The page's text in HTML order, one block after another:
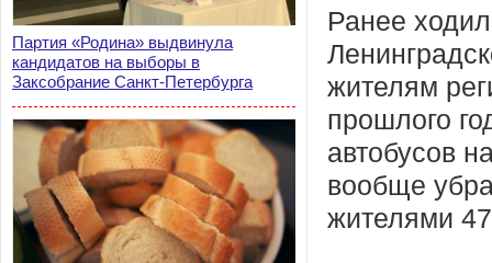
Партия «Родина» выдвинула
кандидатов на выборы в
Заксобрание Санкт-Петербурга
Ранее
жителям
прошлого
автобусов
вообще
жителями